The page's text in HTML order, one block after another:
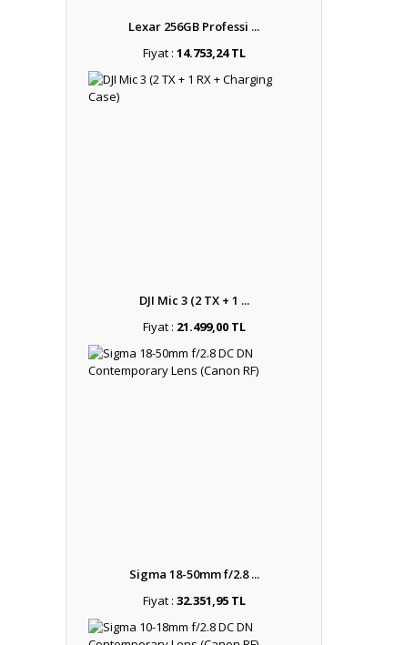
Lexar 256GB Professi ...
Fiyat : 14.753,24 TL
DJI Mic 3 (2 TX + 1 ...
Fiyat : 21.499,00 TL
Sigma 18-50mm f/2.8 ...
Fiyat : 32.351,95 TL